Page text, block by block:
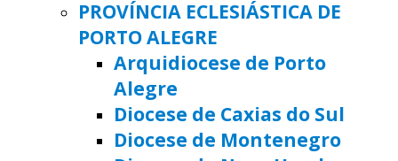
PROVÍNCIA ECLESIÁSTICA DE
PORTO ALEGRE
Arquidiocese de Porto
Alegre
Diocese de Caxias do Sul
Diocese de Montenegro